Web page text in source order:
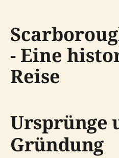
- Eine
Reise
Ursprünge
Gründung